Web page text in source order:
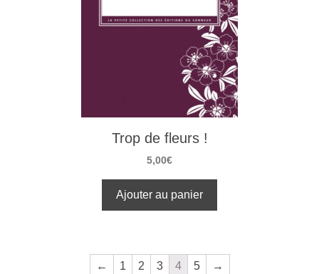
Trop de fleurs !
5,00€
Ajouter au panier
← 1 2 3 4 5 →